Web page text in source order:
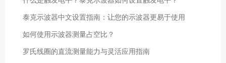
泰克示波器中文设置指南：让您的示波器更易于使用
如何使用示波器测量占空比？
罗氏线圈的直流测量能力与灵活应用指南